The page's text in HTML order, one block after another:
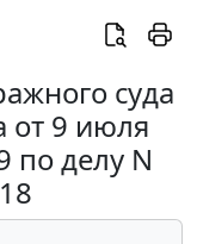
суда
от 9 июля
по делу N